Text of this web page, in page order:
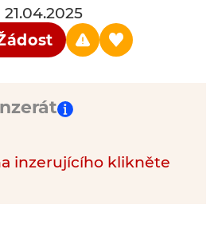
21.04.2025
inzerujícího klikněte